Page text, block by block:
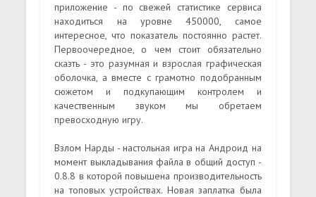
приложение - по свежей статистике сервиса
находиться на уровне 450000, самое
интересное, что показатель постоянно растет.
Первоочередное, о чем стоит обязательно
сказть - это разумная и взрослая графическая
оболочка, а вместе с грамотно подобранным
сюжетом и подкупающим контролем и
качественным звуком мы обретаем
превосходную игру.
Взлом Нарды - настольная игра на Андроид на
момент выкладывания файла в общий доступ -
0.8.8 в которой повышена производительность
на топовых устройствах. Новая заплатка была